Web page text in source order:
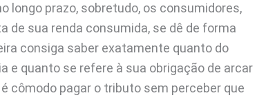
longo prazo, sobretudo, os consumidores,
de sua renda consumida, se dê de forma
consiga saber exatamente quanto do
e quanto se refere à sua obrigação de arcar
cômodo pagar o tributo sem perceber que